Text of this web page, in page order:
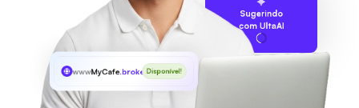
Sugerindo
com UltaAI
wwwMyCafe.brokerDisponível!